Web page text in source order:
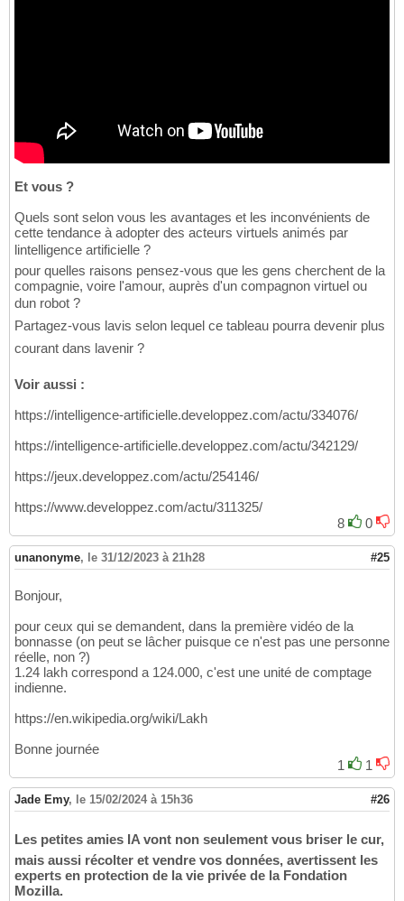
Et vous ?
Quels sont selon vous les avantages et les inconvénients de
cette tendance à adopter des acteurs virtuels animés par
lintelligence artificielle ?
pour quelles raisons pensez-vous que les gens cherchent de la
compagnie, voire l'amour, auprès d'un compagnon virtuel ou
dun robot ?
Partagez-vous lavis selon lequel ce tableau pourra devenir plus
courant dans lavenir ?
Voir aussi :
https://intelligence-artificielle.developpez.com/actu/334076/
https://intelligence-artificielle.developpez.com/actu/342129/
https://jeux.developpez.com/actu/254146/
https://www.developpez.com/actu/311325/
8
0
unanonyme, le 31/12/2023 à 21h28 #25
Bonjour,
pour ceux qui se demandent, dans la première vidéo de la
bonnasse (on peut se lâcher puisque ce n'est pas une personne
réelle, non ?)
1.24 lakh correspond a 124.000, c'est une unité de comptage
indienne.
https://en.wikipedia.org/wiki/Lakh
Bonne journée
1
1
Jade Emy, le 15/02/2024 à 15h36 #26
Les petites amies IA vont non seulement vous briser le cur,
mais aussi récolter et vendre vos données, avertissent les
experts en protection de la vie privée de la Fondation
Mozilla.